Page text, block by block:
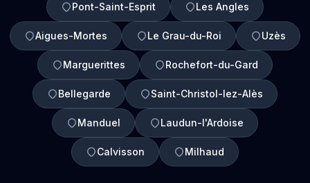
Pont-Saint-Esprit Les Angles
Aigues-Mortes Le Grau-du-Roi Uzès
Marguerittes Rochefort-du-Gard
Bellegarde Saint-Christol-lez-Alès
Manduel Laudun-l'Ardoise
Calvisson Milhaud